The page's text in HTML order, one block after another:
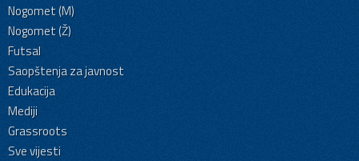
Nogomet (M)
Nogomet (Ž)
Futsal
Saopštenja za javnost
Edukacija
Mediji
Grassroots
Sve vijesti